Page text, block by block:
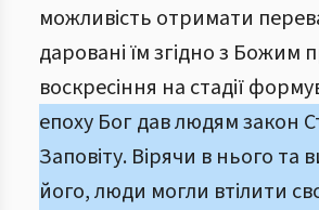
можливість отримати
даровані їм згідно з Божим
воскресіння на стадії
епоху Бог дав людям закон
Заповіту. Вірячи в нього та
його, люди могли втілити